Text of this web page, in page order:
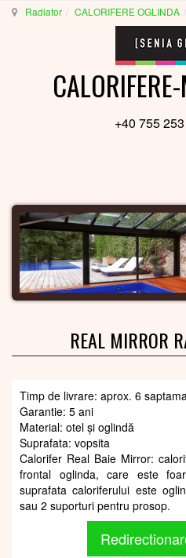
Radiator CALORIFERE OGLINDA
+40 755
REAL MIRROR
Timp de livrare: aprox. 6
Garantie: 5 ani
Material: otel și oglindă
Suprafata: vopsita
Calorifer Real Baie Mirror:
frontal oglinda, care este
suprafata caloriferului este
sau 2 suporturi pentru prosop.